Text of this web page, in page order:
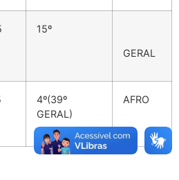
15º
GERAL
4º(39º
GERAL)
AFRO